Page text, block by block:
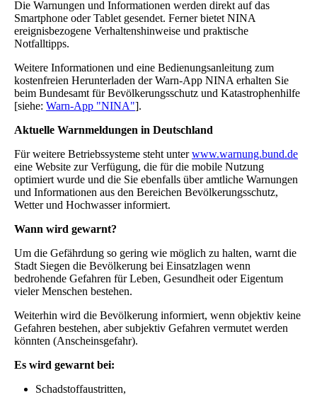
Die Warnungen und Informationen werden direkt auf das
Smartphone oder Tablet gesendet. Ferner bietet NINA
ereignisbezogene Verhaltenshinweise und praktische
Notfalltipps.
Weitere Informationen und eine Bedienungsanleitung zum
kostenfreien Herunterladen der Warn-App NINA erhalten Sie
beim Bundesamt für Bevölkerungsschutz und Katastrophenhilfe
[siehe: Warn-App "NINA"].
Aktuelle Warnmeldungen in Deutschland
Für weitere Betriebssysteme steht unterwww.warnung.bund.de
eine Website zur Verfügung, die für die mobile Nutzung
optimiert wurde und die Sie ebenfalls über amtliche Warnungen
und Informationen aus den Bereichen Bevölkerungsschutz,
Wetter und Hochwasser informiert.
Wann wird gewarnt?
Um die Gefährdung so gering wie möglich zu halten, warnt die
Stadt Siegen die Bevölkerung bei Einsatzlagen wenn
bedrohende Gefahren für Leben, Gesundheit oder Eigentum
vieler Menschen bestehen.
Weiterhin wird die Bevölkerung informiert, wenn objektiv keine
Gefahren bestehen, aber subjektiv Gefahren vermutet werden
könnten (Anscheinsgefahr).
Es wird gewarnt bei:
Schadstoffaustritten,